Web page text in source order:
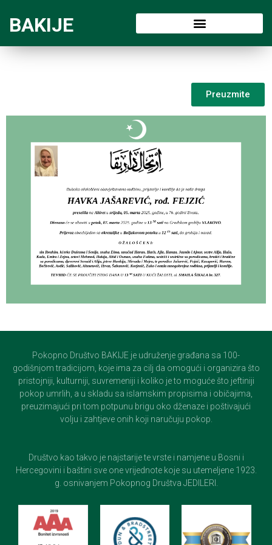
BAKIJE
Preuzmite
Pokopno Društvo BAKIJE je udruženje građana sa 100-
godišnjom tradicijom, koje ima za cilj da omogući i organizira što
pristojniji, kulturniji, suvremeniji i koliko je to moguće što jeftiniji
pokop umrlih, a u skladu sa islamskim propisima i običajima,
preuzimajući pri tom potpunu brigu oko dženaze i poštivajući
volju i zahtjeve onih koji naručuju pokop.
Društvo kao takvo je najstarije te vrste i namjene u Bosni i
Hercegovini i baštini sve one vrijednote koje su utemeljene 1923.
g. osnivanjem Pokopnog Društva JEDILERI.